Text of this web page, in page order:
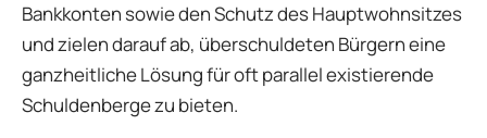
Bankkonten sowie den Schutz des Hauptwohnsitzes
und zielen darauf ab, überschuldeten Bürgern eine
ganzheitliche Lösung für oft parallel existierende
Schuldenberge zu bieten.